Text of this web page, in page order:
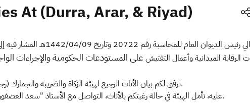
Transactions
At (Durra, Arar, & Riyad)
الميدانية وأعمال التفتيش
نرفق لكم بيان الأثاث الرجيع لهيئة الزكاة والضريبة والجمارك (رجيع منفذ الدرة – رجيع منفذ جديدة عرعر – رجيع مبنى رقم 1 بمجمع وزارة المالية بالرياض).
عليه، تأمل الهيئة في حالة رغبتكم بالأثاث، التواصل مع الأستاذ "سعد العصفور" على الهاتف (0114349348) أو جوال (0544784221) خلال أسبوعين من تاريخه.